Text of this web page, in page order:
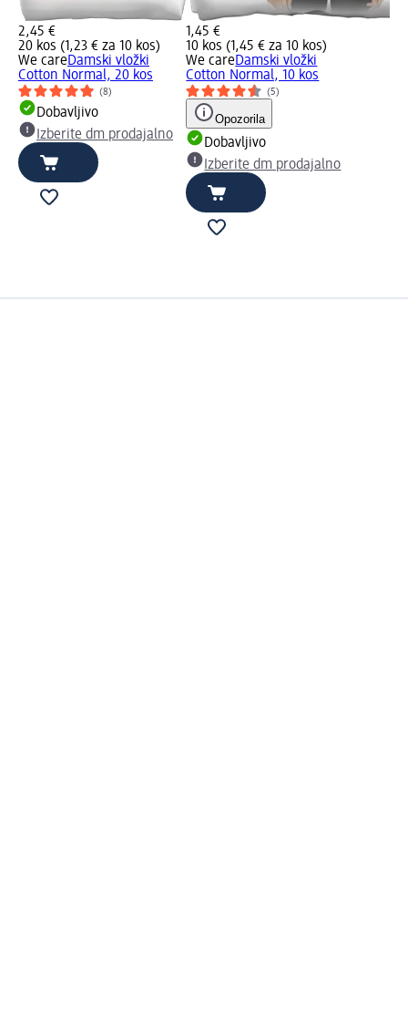
2,45 €
20 kos (1,23 € za 10 kos)
We careDamski vložki
Cotton Normal, 20 kos
(8)
Dobavljivo
Izberite dm prodajalno
1,45 €
10 kos (1,45 € za 10 kos)
We careDamski vložki
Cotton Normal, 10 kos
(5)
Opozorila
Dobavljivo
Izberite dm prodajalno